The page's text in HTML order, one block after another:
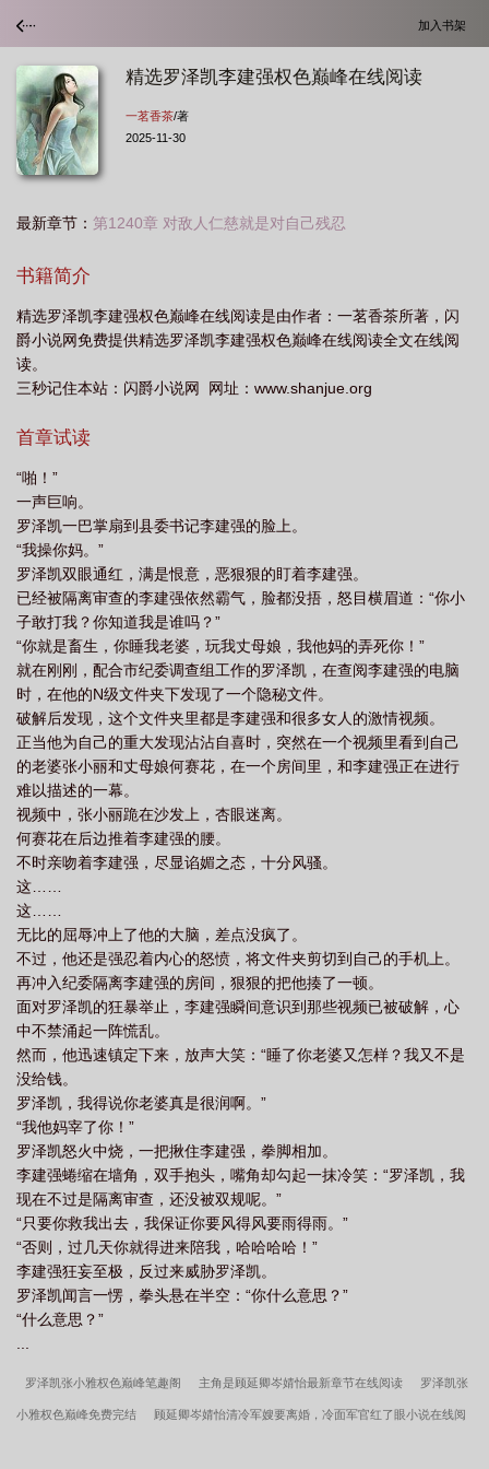
加入书架
精选罗泽凯李建强权色巅峰在线阅读
一茗香茶/著
2025-11-30
最新章节： 第1240章 对敌人仁慈就是对自己残忍
书籍简介
精选罗泽凯李建强权色巅峰在线阅读是由作者：一茗香茶所著，闪
爵小说网免费提供精选罗泽凯李建强权色巅峰在线阅读全文在线阅
读。
三秒记住本站：闪爵小说网 网址：www.shanjue.org
首章试读
“啪！”
一声巨响。
罗泽凯一巴掌扇到县委书记李建强的脸上。
“我操你妈。”
罗泽凯双眼通红，满是恨意，恶狠狠的盯着李建强。
已经被隔离审查的李建强依然霸气，脸都没捂，怒目横眉道：“你小
子敢打我？你知道我是谁吗？”
“你就是畜生，你睡我老婆，玩我丈母娘，我他妈的弄死你！”
就在刚刚，配合市纪委调查组工作的罗泽凯，在查阅李建强的电脑
时，在他的N级文件夹下发现了一个隐秘文件。
破解后发现，这个文件夹里都是李建强和很多女人的激情视频。
正当他为自己的重大发现沾沾自喜时，突然在一个视频里看到自己
的老婆张小丽和丈母娘何赛花，在一个房间里，和李建强正在进行
难以描述的一幕。
视频中，张小丽跪在沙发上，杏眼迷离。
何赛花在后边推着李建强的腰。
不时亲吻着李建强，尽显谄媚之态，十分风骚。
这……
这……
无比的屈辱冲上了他的大脑，差点没疯了。
不过，他还是强忍着内心的怒愤，将文件夹剪切到自己的手机上。
再冲入纪委隔离李建强的房间，狠狠的把他揍了一顿。
面对罗泽凯的狂暴举止，李建强瞬间意识到那些视频已被破解，心
中不禁涌起一阵慌乱。
然而，他迅速镇定下来，放声大笑：“睡了你老婆又怎样？我又不是
没给钱。
罗泽凯，我得说你老婆真是很润啊。”
“我他妈宰了你！”
罗泽凯怒火中烧，一把揪住李建强，拳脚相加。
李建强蜷缩在墙角，双手抱头，嘴角却勾起一抹冷笑：“罗泽凯，我
现在不过是隔离审查，还没被双规呢。”
“只要你救我出去，我保证你要风得风要雨得雨。”
“否则，过几天你就得进来陪我，哈哈哈哈！”
李建强狂妄至极，反过来威胁罗泽凯。
罗泽凯闻言一愣，拳头悬在半空：“你什么意思？”
“什么意思？”
罗泽凯张小雅权色巅峰笔趣阁 主角是顾延卿岑婧怡最新章节在线阅读 罗泽凯张
小雅权色巅峰免费完结 顾延卿岑婧怡清冷军嫂要离婚，冷面军官红了眼小说在线阅